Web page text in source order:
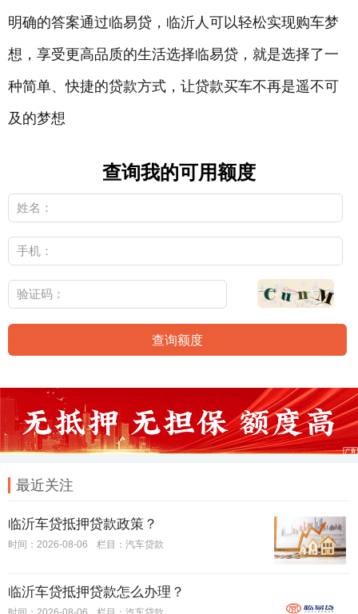
明确的答案通过临易贷，临沂人可以轻松实现购车梦
想，享受更高品质的生活选择临易贷，就是选择了一
种简单、快捷的贷款方式，让贷款买车不再是遥不可
及的梦想
查询我的可用额度
查询额度
最近关注
临沂车贷抵押贷款政策？
时间：2026-08-06 栏目： 汽车贷款
临沂车贷抵押贷款怎么办理？